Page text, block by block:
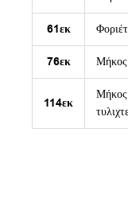
61εκ
76εκ Μήκος
114εκ
Μήκος